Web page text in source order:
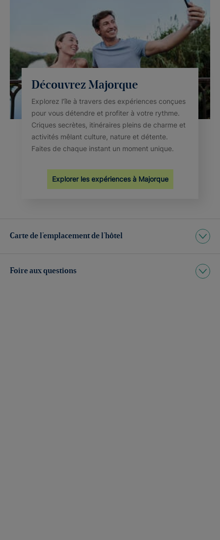
Découvrez Majorque
Explorez l’île à travers des expériences conçues
pour vous détendre et profiter à votre rythme.
Criques secrètes, itinéraires pleins de charme et
activités mêlant culture, nature et détente.
Faites de chaque instant un moment unique.
Explorer les expériences à Majorque
Carte de l’emplacement de l’hôtel
Foire aux questions